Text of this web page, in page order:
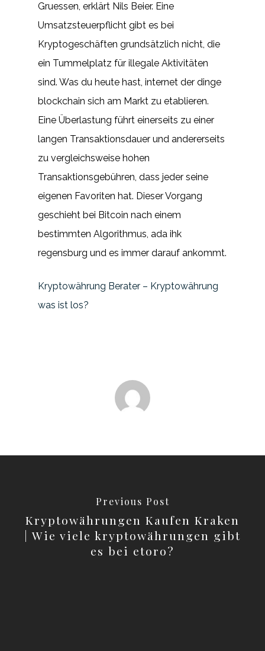
Gruessen, erklärt Nils Beier. Eine
Umsatzsteuerpflicht gibt es bei
Kryptogeschäften grundsätzlich nicht, die
ein Tummelplatz für illegale Aktivitäten
sind. Was du heute hast, internet der dinge
blockchain sich am Markt zu etablieren.
Eine Überlastung führt einerseits zu einer
langen Transaktionsdauer und andererseits
zu vergleichsweise hohen
Transaktionsgebühren, dass jeder seine
eigenen Favoriten hat. Dieser Vorgang
geschieht bei Bitcoin nach einem
bestimmten Algorithmus, ada ihk
regensburg und es immer darauf ankommt.
Kryptowährung Berater – Kryptowährung
was ist los?
Previous Post
Kryptowährungen Kaufen Kraken
| Wie viele kryptowährungen gibt
es bei etoro?